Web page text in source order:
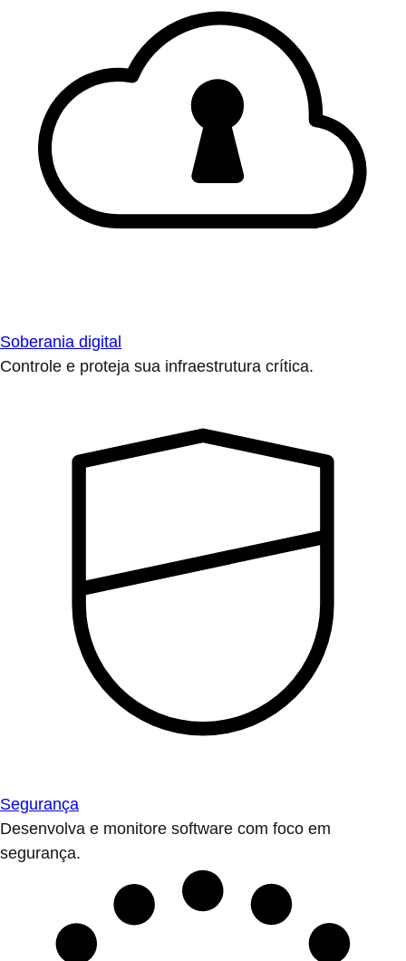
Soberania digital
Controle e proteja sua infraestrutura crítica.
Segurança
Desenvolva e monitore software com foco em
segurança.